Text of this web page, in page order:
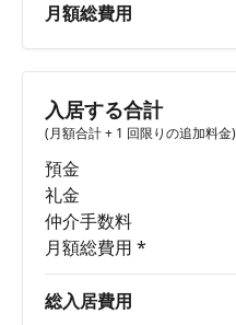
月額総費用
入居する合計
(月額合計 + 1 回限りの追加料金)
預金
礼金
仲介手数料
月額総費用 *
総入居費用